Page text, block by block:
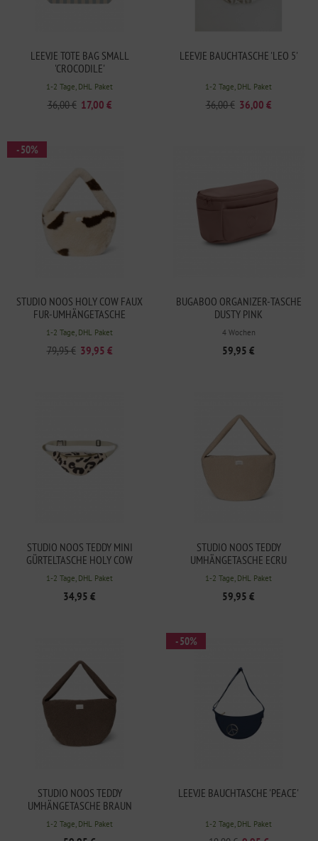
LEEVJE TOTE BAG SMALL
'CROCODILE'
1-2 Tage, DHL Paket
36,00 € 17,00 €
LEEVJE BAUCHTASCHE 'LEO 5'
1-2 Tage, DHL Paket
36,00 € 36,00 €
STUDIO NOOS HOLY COW FAUX
FUR-UMHÄNGETASCHE
1-2 Tage, DHL Paket
79,95 € 39,95 €
- 50%
BUGABOO ORGANIZER-TASCHE
DUSTY PINK
4 Wochen
59,95 €
STUDIO NOOS TEDDY MINI
GÜRTELTASCHE HOLY COW
1-2 Tage, DHL Paket
34,95 €
STUDIO NOOS TEDDY
UMHÄNGETASCHE ECRU
1-2 Tage, DHL Paket
59,95 €
STUDIO NOOS TEDDY
UMHÄNGETASCHE BRAUN
1-2 Tage, DHL Paket
LEEVJE BAUCHTASCHE 'PEACE'
1-2 Tage, DHL Paket
- 50%